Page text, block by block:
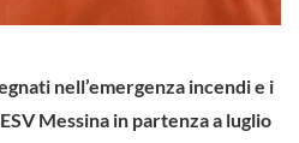
nell’emergenza incendie i
Messina in partenza a luglio